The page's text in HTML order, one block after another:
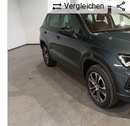
Vergleichen